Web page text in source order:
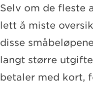
Selv om de fleste
lett å miste
disse
langt større
betaler med kort,